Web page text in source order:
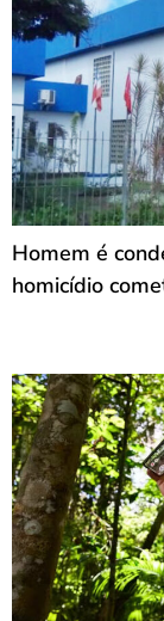
Homem é
homicídio